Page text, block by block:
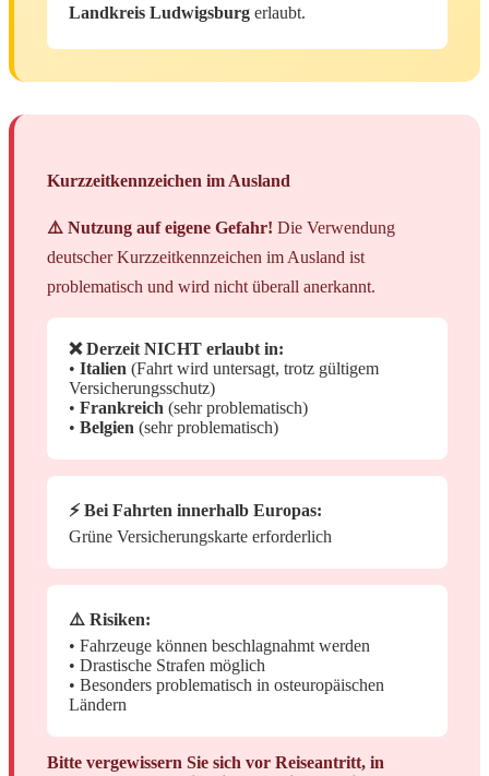
Landkreis Ludwigsburg erlaubt.
Kurzzeitkennzeichen im Ausland
⚠️ Nutzung auf eigene Gefahr! Die Verwendung
deutscher Kurzzeitkennzeichen im Ausland ist
problematisch und wird nicht überall anerkannt.
❌ Derzeit NICHT erlaubt in:
• Italien (Fahrt wird untersagt, trotz gültigem
Versicherungsschutz)
• Frankreich (sehr problematisch)
• Belgien (sehr problematisch)
⚡ Bei Fahrten innerhalb Europas:
Grüne Versicherungskarte erforderlich
⚠️ Risiken:
• Fahrzeuge können beschlagnahmt werden
• Drastische Strafen möglich
• Besonders problematisch in osteuropäischen
Ländern
Bitte vergewissern Sie sich vor Reiseantritt, in